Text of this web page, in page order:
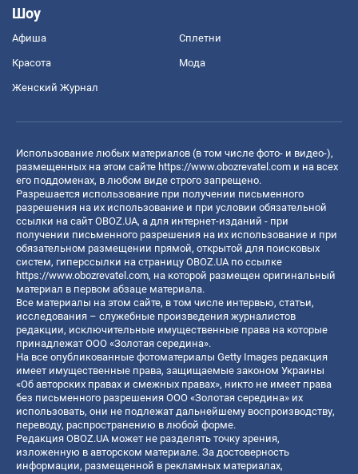
Шоу
Афиша Сплетни
Красота Мода
Женский Журнал
Использование любых материалов (в том числе фото- и видео-),
размещенных на этом сайте https://www.obozrevatel.com и на всех
его поддоменах, в любом виде строго запрещено.
Разрешается использование при получении письменного
разрешения на их использование и при условии обязательной
ссылки на сайт OBOZ.UA, а для интернет-изданий - при
получении письменного разрешения на их использование и при
обязательном размещении прямой, открытой для поисковых
систем, гиперссылки на страницу OBOZ.UA по ссылке
https://www.obozrevatel.com, на которой размещен оригинальный
материал в первом абзаце материала.
Все материалы на этом сайте, в том числе интервью, статьи,
исследования – служебные произведения журналистов
редакции, исключительные имущественные права на которые
принадлежат ООО «Золотая середина».
На все опубликованные фотоматериалы Getty Images редакция
имеет имущественные права, защищаемые законом Украины
«Об авторских правах и смежных правах», никто не имеет права
без письменного разрешения ООО «Золотая середина» их
использовать, они не подлежат дальнейшему воспроизводству,
переводу, распространению в любой форме.
Редакция OBOZ.UA может не разделять точку зрения,
изложенную в авторском материале. За достоверность
информации, размещенной в рекламных материалах,